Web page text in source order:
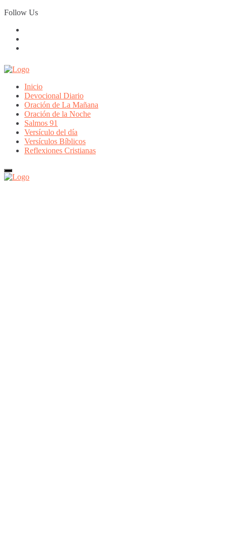
Skip
to
Follow Us
Inicio
Devocional Diario
Oración de La Mañana
Oración de la Noche
Salmos 91
Versículo del día
Versículos Bíblicos
Reflexiones Cristianas